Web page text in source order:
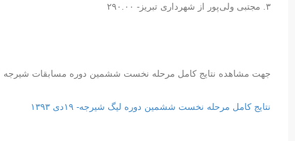
۳. مجتبی ولی‌پور از شهرداری تبریز- ۲۹۰.۰۰
جهت مشاهده نتایج کامل مرحله نخست ششمین دوره مسابقات شیرجه
نتایج کامل مرحله نخست ششمین دوره لیگ شیرجه- ۱۹دی ۱۳۹۳